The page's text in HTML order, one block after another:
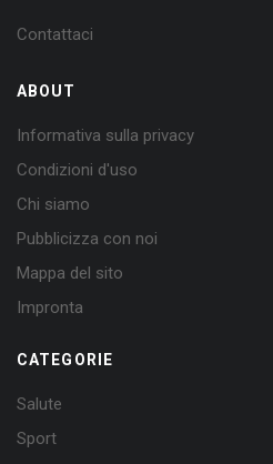
Contattaci
ABOUT
Informativa sulla privacy
Condizioni d'uso
Chi siamo
Pubblicizza con noi
Mappa del sito
Impronta
CATEGORIE
Salute
Sport